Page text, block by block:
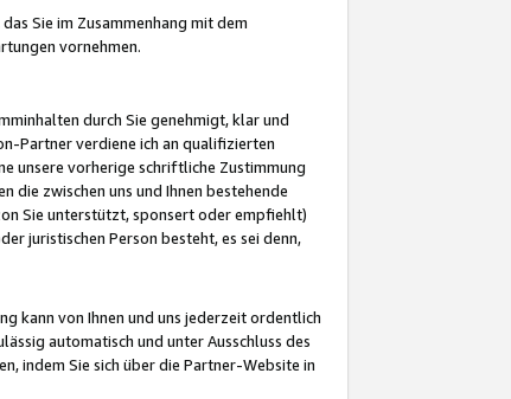
Sie im Zusammenhang mit dem
vornehmen.
durch Sie genehmigt, klar und
Partner verdiene ich an qualifizierten
unsere vorherige schriftliche Zustimmung
die zwischen uns und Ihnen bestehende
Sie unterstützt, sponsert oder empfiehlt)
juristischen Person besteht, es sei denn,
kann von Ihnen und uns jederzeit ordentlich
automatisch und unter Ausschluss des
indem Sie sich über die Partner-Website in